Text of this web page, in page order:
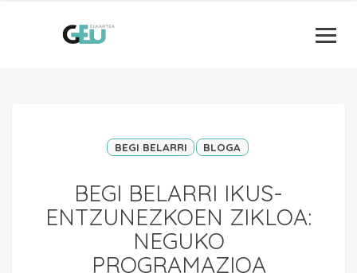
BEGI BELARRI BLOGA
BEGI BELARRI IKUS-
ENTZUNEZKOEN ZIKLOA:
NEGUKO
PROGRAMAZIOA